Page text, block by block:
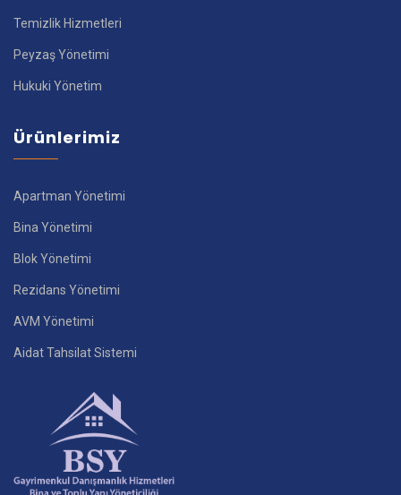
Temizlik Hizmetleri
Peyzaş Yönetimi
Hukuki Yönetim
Ürünlerimiz
Apartman Yönetimi
Bina Yönetimi
Blok Yönetimi
Rezidans Yönetimi
AVM Yönetimi
Aidat Tahsilat Sistemi